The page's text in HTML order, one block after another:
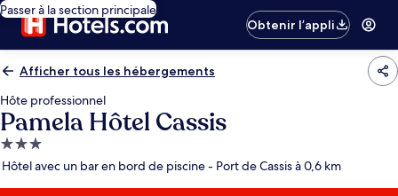
Passer à la section principale
Obtenir l’appli
Afficher tous les hébergements
Hôte professionnel
Pamela Hôtel Cassis
Hébergement
3.0 étoiles
Hôtel avec un bar en bord de piscine - Port de Cassis à 0,6 km